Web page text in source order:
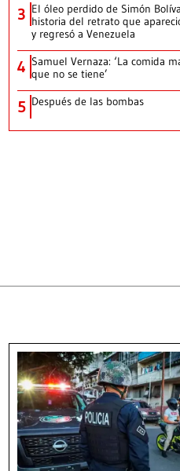
3 El óleo perdido de Simón
historia del retrato que
y regresó a Venezuela
4 Samuel Vernaza: ‘La comida
que no se tiene’
5 Después de las bombas